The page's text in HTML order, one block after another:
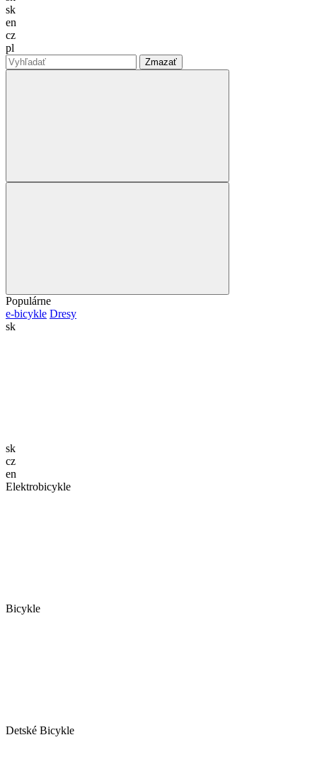
sk
en
cz
pl
Zmazať
Populárne
e-bicykle Dresy
sk
sk
cz
en
Elektrobicykle
Bicykle
Detské Bicykle